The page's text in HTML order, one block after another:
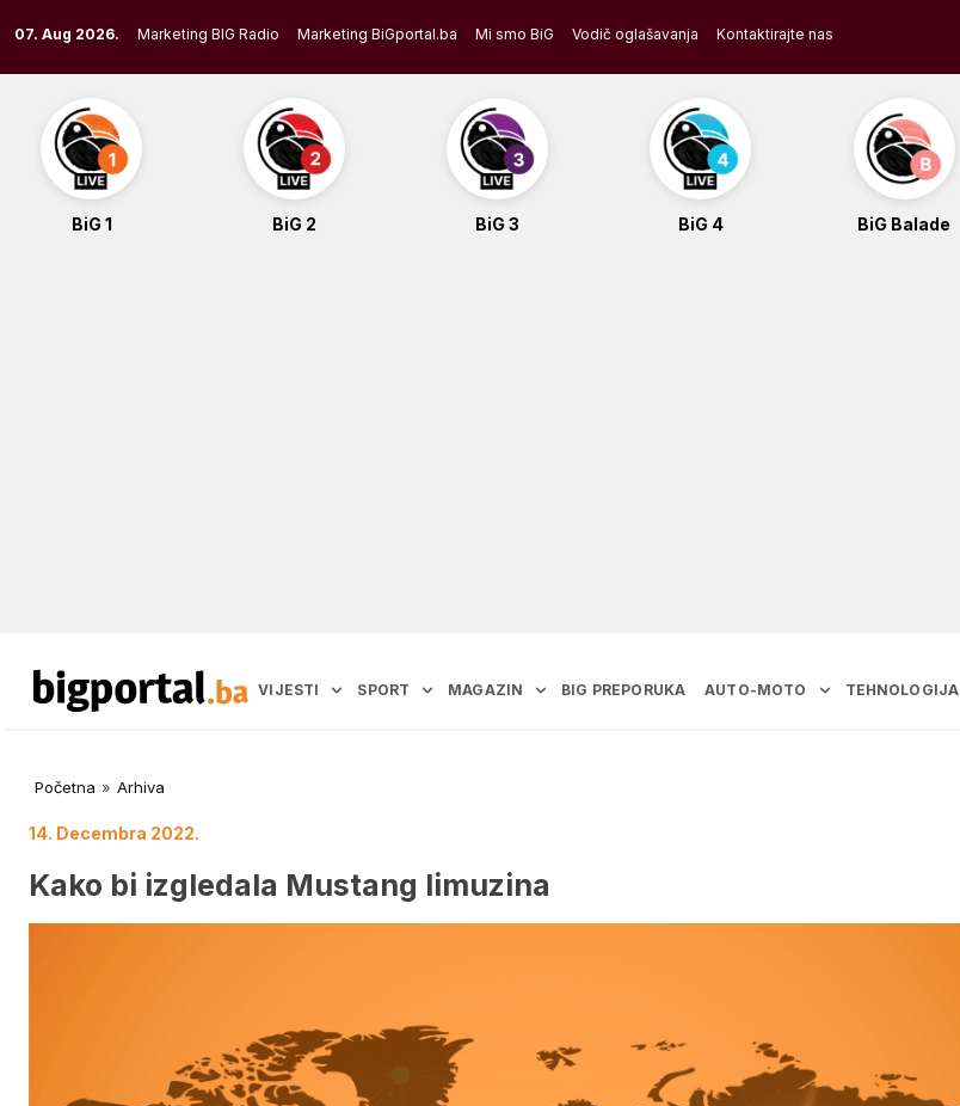
to
content
07. Aug 2026. Marketing BIG Radio Marketing BiGportal.ba Mi smo BiG Vodič oglašavanja Kontaktirajte nas
BiG 1 BiG 2 BiG 3 BiG 4 BiG Balade
VIJESTI SPORT MAGAZIN BIG PREPORUKA AUTO-MOTO TEHNOLOGIJA
Početna » Arhiva
14. Decembra 2022.
Kako bi izgledala Mustang limuzina